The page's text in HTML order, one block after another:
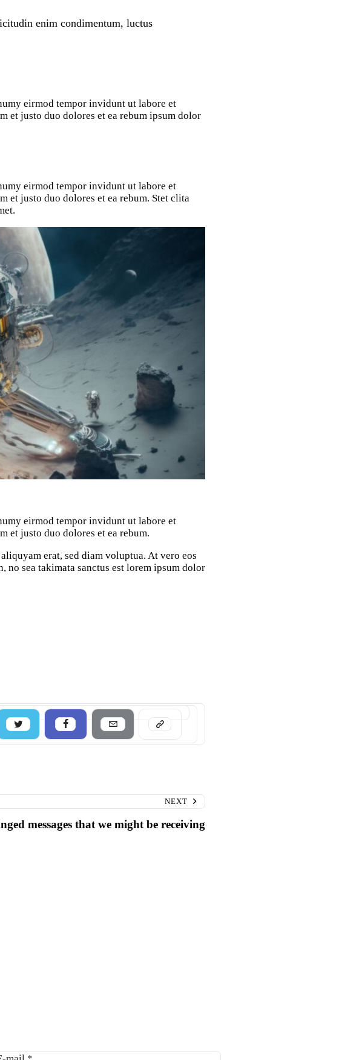
enim condimentum, luctus
eirmod tempor invidunt ut labore et
et justo duo dolores et ea rebum ipsum dolor
eirmod tempor invidunt ut labore et
et justo duo dolores et ea rebum. Stet clita
eirmod tempor invidunt ut labore et
et justo duo dolores et ea rebum.
erat, sed diam voluptua. At vero eos
no sea takimata sanctus est lorem ipsum dolor
NEXT
messages that we might be receiving